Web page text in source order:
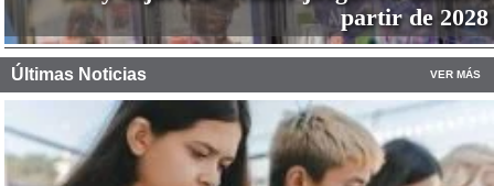
partir de 2028
Últimas Noticias VER MÁS